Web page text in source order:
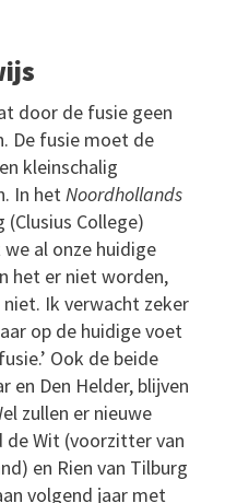
door de fusie geen
De fusie moet de
kleinschalig
In hetNoordhollands
(Clusius College)
al onze huidige
het er niet worden,
Ik verwacht zeker
op de huidige voet
Ook de beide
en Den Helder, blijven
zullen er nieuwe
de Wit (voorzitter van
en Rien van Tilburg
volgend jaar met